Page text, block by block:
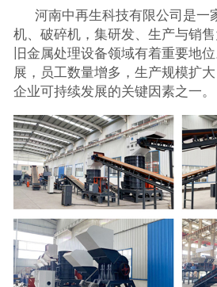
河南中再生科技有限公司是一
机、破碎机，集研发、生产与销
旧金属处理设备领域有着重要地
展，员工数量增多，生产规模扩
企业可持续发展的关键因素之一。